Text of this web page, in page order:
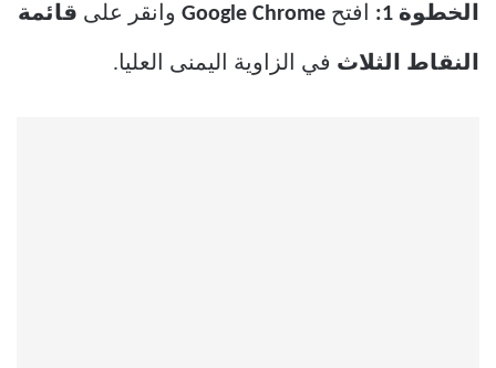
الخطوة 1: افتح Google Chrome وانقر على قائمة
النقاط الثلاث في الزاوية اليمنى العليا.